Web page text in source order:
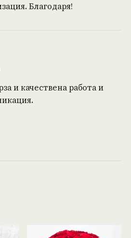
Благодаря!
и качествена работа и